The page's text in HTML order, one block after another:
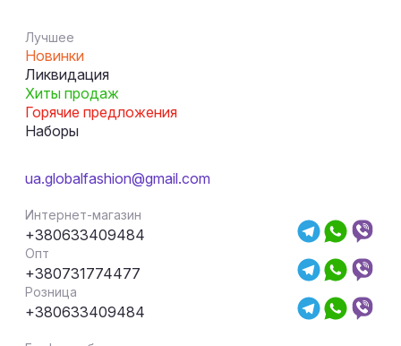
Лучшее
Новинки
Ликвидация
Хиты продаж
Горячие предложения
Наборы
ua.globalfashion@gmail.com
Интернет-магазин
+380633409484
Опт
+380731774477
Розница
+380633409484